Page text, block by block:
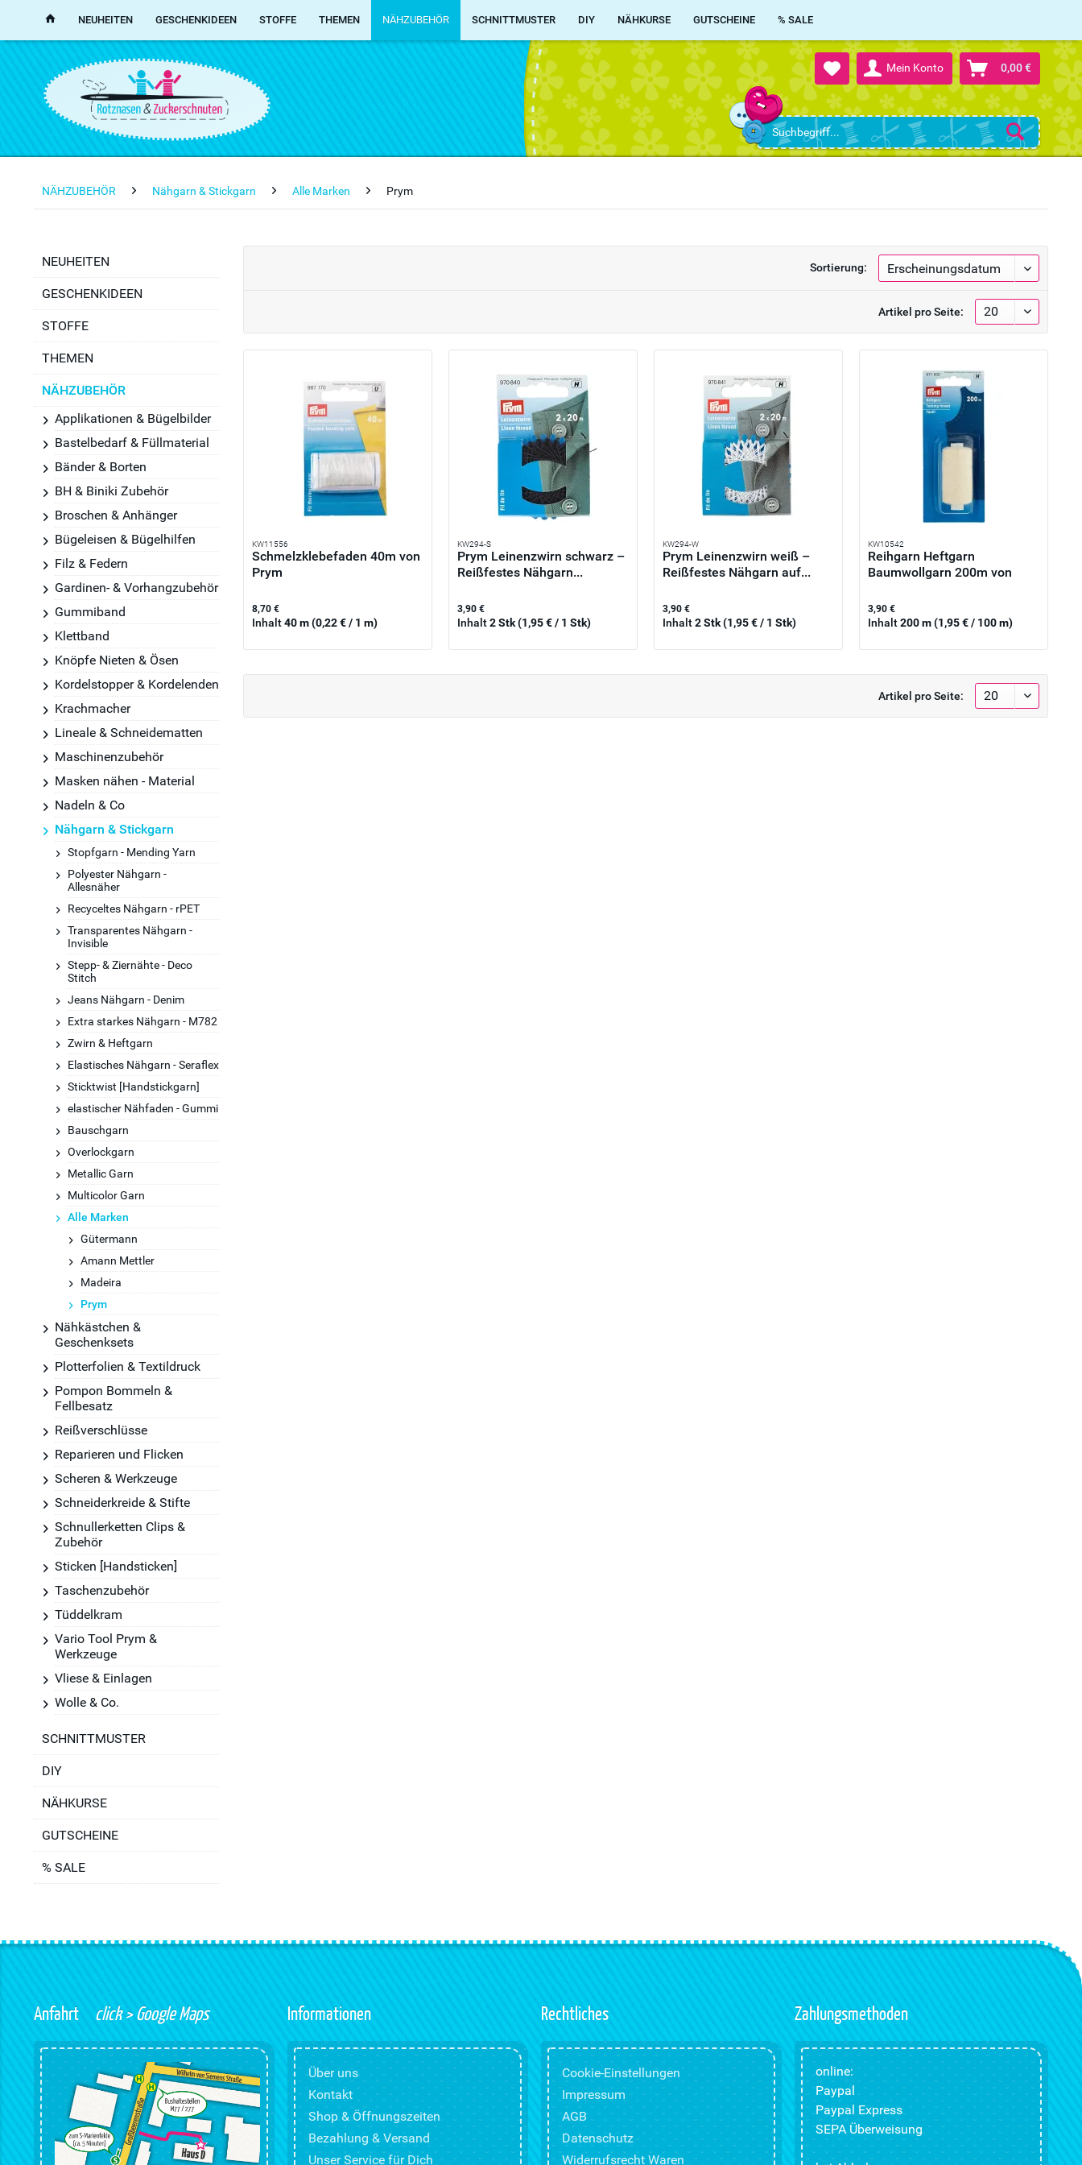
Mein Konto 0,00 €
NEUHEITEN GESCHENKIDEEN STOFFE THEMEN NÄHZUBEHÖR SCHNITTMUSTER DIY NÄHKURSE GUTSCHEINE % SALE
NÄHZUBEHÖR Nähgarn & Stickgarn Alle Marken Prym
NEUHEITEN
GESCHENKIDEEN
STOFFE
THEMEN
NÄHZUBEHÖR
Applikationen & Bügelbilder
Bastelbedarf & Füllmaterial
Bänder & Borten
BH & Biniki Zubehör
Broschen & Anhänger
Bügeleisen & Bügelhilfen
Filz & Federn
Gardinen- & Vorhangzubehör
Gummiband
Klettband
Knöpfe Nieten & Ösen
Kordelstopper & Kordelenden
Krachmacher
Lineale & Schneidematten
Maschinenzubehör
Masken nähen - Material
Nadeln & Co
Nähgarn & Stickgarn
Stopfgarn - Mending Yarn
Polyester Nähgarn -
Allesnäher
Recyceltes Nähgarn - rPET
Transparentes Nähgarn -
Invisible
Stepp- & Ziernähte - Deco
Stitch
Jeans Nähgarn - Denim
Extra starkes Nähgarn - M782
Zwirn & Heftgarn
Elastisches Nähgarn - Seraflex
Sticktwist [Handstickgarn]
elastischer Nähfaden - Gummi
Bauschgarn
Overlockgarn
Metallic Garn
Multicolor Garn
Alle Marken
Gütermann
Amann Mettler
Madeira
Prym
Nähkästchen &
Geschenksets
Plotterfolien & Textildruck
Pompon Bommeln &
Fellbesatz
Reißverschlüsse
Reparieren und Flicken
Scheren & Werkzeuge
Schneiderkreide & Stifte
Schnullerketten Clips &
Zubehör
Sticken [Handsticken]
Taschenzubehör
Tüddelkram
Vario Tool Prym &
Werkzeuge
Vliese & Einlagen
Wolle & Co.
SCHNITTMUSTER
DIY
NÄHKURSE
GUTSCHEINE
% SALE
Sortierung:
Artikel pro Seite:
KW11556
Schmelzklebefaden 40m von
Prym
8,70 €
Inhalt40 m(0,22 € / 1 m)
KW294-S
Prym Leinenzwirn schwarz –
Reißfestes Nähgarn...
3,90 €
Inhalt2 Stk(1,95 € / 1 Stk)
KW294-W
Prym Leinenzwirn weiß –
Reißfestes Nähgarn auf...
3,90 €
Inhalt2 Stk(1,95 € / 1 Stk)
KW10542
Reihgarn Heftgarn
Baumwollgarn 200m von
3,90 €
Inhalt200 m(1,95 € / 100 m)
Artikel pro Seite:
Anfahrt click > Google Maps Informationen
Über uns
Kontakt
Shop & Öffnungszeiten
Bezahlung & Versand
Unser Service für Dich
Rechtliches
Cookie-Einstellungen
Impressum
AGB
Datenschutz
Widerrufsrecht Waren
Zahlungsmethoden
online:
Paypal
Paypal Express
SEPA Überweisung